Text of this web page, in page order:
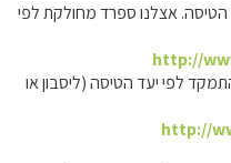
אצלנו ספרד מחולקת לפי
http://
לפי יעד הטיסה (ליסבון או
http://